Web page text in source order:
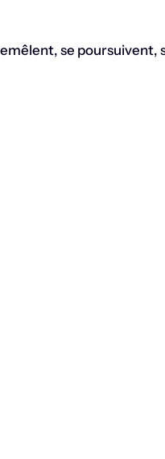
se poursuivent,